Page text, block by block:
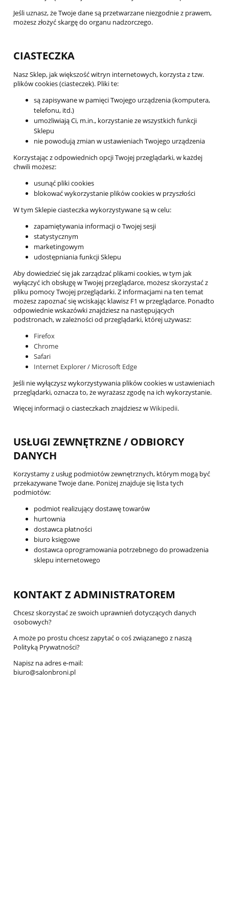
Jeśli uznasz, że Twoje dane są przetwarzane niezgodnie z prawem,
możesz złożyć skargę do organu nadzorczego.
CIASTECZKA
Nasz Sklep, jak większość witryn internetowych, korzysta z tzw.
plików cookies (ciasteczek). Pliki te:
są zapisywane w pamięci Twojego urządzenia (komputera,
telefonu, itd.)
umożliwiają Ci, m.in., korzystanie ze wszystkich funkcji
Sklepu
nie powodują zmian w ustawieniach Twojego urządzenia
Korzystając z odpowiednich opcji Twojej przeglądarki, w każdej
chwili możesz:
usunąć pliki cookies
blokować wykorzystanie plików cookies w przyszłości
W tym Sklepie ciasteczka wykorzystywane są w celu:
zapamiętywania informacji o Twojej sesji
statystycznym
marketingowym
udostępniania funkcji Sklepu
Aby dowiedzieć się jak zarządzać plikami cookies, w tym jak
wyłączyć ich obsługę w Twojej przeglądarce, możesz skorzystać z
pliku pomocy Twojej przeglądarki. Z informacjami na ten temat
możesz zapoznać się wciskając klawisz F1 w przeglądarce. Ponadto
odpowiednie wskazówki znajdziesz na następujących
podstronach, w zależności od przeglądarki, której używasz:
Firefox
Chrome
Safari
Internet Explorer / Microsoft Edge
Jeśli nie wyłączysz wykorzystywania plików cookies w ustawieniach
przeglądarki, oznacza to, że wyrażasz zgodę na ich wykorzystanie.
Więcej informacji o ciasteczkach znajdziesz wWikipedii.
USŁUGI ZEWNĘTRZNE / ODBIORCY
DANYCH
Korzystamy z usług podmiotów zewnętrznych, którym mogą być
przekazywane Twoje dane. Poniżej znajduje się lista tych
podmiotów:
podmiot realizujący dostawę towarów
hurtownia
dostawca płatności
biuro księgowe
dostawca oprogramowania potrzebnego do prowadzenia
sklepu internetowego
KONTAKT Z ADMINISTRATOREM
Chcesz skorzystać ze swoich uprawnień dotyczących danych
osobowych?
A może po prostu chcesz zapytać o coś związanego z naszą
Polityką Prywatności?
Napisz na adres e-mail:
biuro@salonbroni.pl